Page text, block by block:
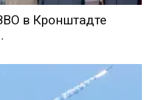
в Кронштадте